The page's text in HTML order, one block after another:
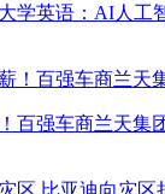
学英语：AI人工
百强车商兰天集